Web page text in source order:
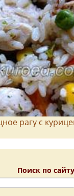
рагу с
Поиск по сайту